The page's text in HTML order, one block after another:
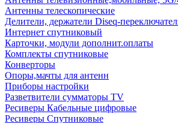
Антенны телескопические
Делители, держатели Diseq-
Интернет спутниковый
Карточки, модули дополнит.оплаты
Комплекты спутниковые
Конверторы
Опоры,мачты для антенн
Приборы настройки
Разветвители сумматоры TV
Ресиверы Кабельные цифровые
Ресиверы Спутниковые